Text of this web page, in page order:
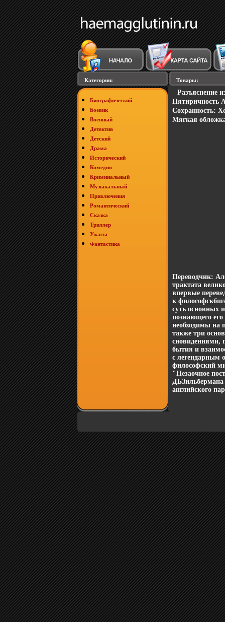
Категории:
Биографический
Боевик
Военный
Детектив
Детский
Драма
Исторический
Комедия
Криминальный
Музыкальный
Приключения
Романтический
Сказка
Триллер
Ужасы
Фантастика
Товары:
Разъяснение
Пятиричность
Сохранность:
Мягкая
Переводчик:
трактата
впервые
к
суть основных
познающего
необходимы на
также три
сновидениями,
бытия и
с легендарным
философский
"Незаочное
ДБЗильбермана
английского